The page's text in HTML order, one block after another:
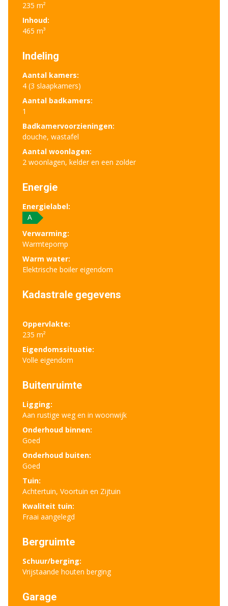
235 m²
Inhoud:
465 m³
Indeling
Aantal kamers:
4 (3 slaapkamers)
Aantal badkamers:
1
Badkamervoorzieningen:
douche, wastafel
Aantal woonlagen:
2 woonlagen, kelder en een zolder
Energie
Energielabel:
A
Verwarming:
Warmtepomp
Warm water:
Elektrische boiler eigendom
Kadastrale gegevens
Oppervlakte:
235 m²
Eigendomssituatie:
Volle eigendom
Buitenruimte
Ligging:
Aan rustige weg en in woonwijk
Onderhoud binnen:
Goed
Onderhoud buiten:
Goed
Tuin:
Achtertuin, Voortuin en Zijtuin
Kwaliteit tuin:
Fraai aangelegd
Bergruimte
Schuur/berging:
Vrijstaande houten berging
Garage